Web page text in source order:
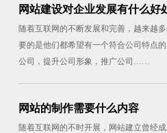
网站建设对企业发展有什么好
随着互联网的不断发展和完善，越来越
要的是他们都希望有一个符合公司特点
公司，提升公司形象，推广公司……
网站的制作需要什么内容
随着互联网的不时开展，网站建立曾经